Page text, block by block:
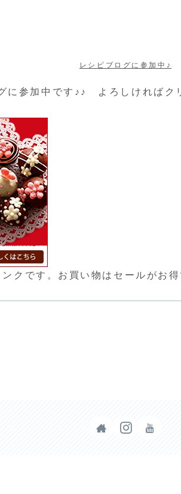
レシピブログに参加中♪
に参加中です♪♪ よろしければク
クです。お買い物はセールがお